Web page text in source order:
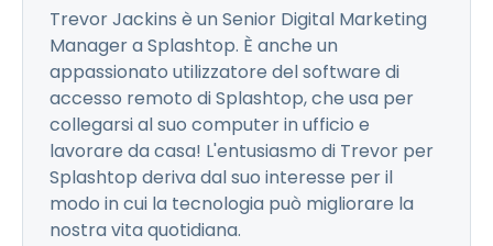
Trevor Jackins è un Senior Digital Marketing
Manager a Splashtop. È anche un
appassionato utilizzatore del software di
accesso remoto di Splashtop, che usa per
collegarsi al suo computer in ufficio e
lavorare da casa! L'entusiasmo di Trevor per
Splashtop deriva dal suo interesse per il
modo in cui la tecnologia può migliorare la
nostra vita quotidiana.